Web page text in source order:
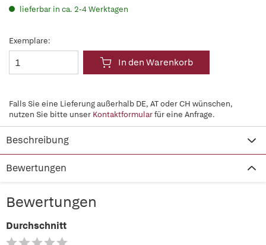
lieferbar in ca. 2-4 Werktagen
Exemplare:
In den Warenkorb
Falls Sie eine Lieferung außerhalb DE, AT oder CH wünschen,
nutzen Sie bitte unser Kontaktformularfür eine Anfrage.
Beschreibung
Bewertungen
Bewertungen
Durchschnitt